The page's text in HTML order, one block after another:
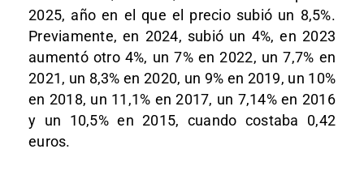
2025, año en el que el precio subió un 8,5%.
Previamente, en 2024, subió un 4%, en 2023
aumentó otro 4%, un 7% en 2022, un 7,7% en
2021, un 8,3% en 2020, un 9% en 2019, un 10%
en 2018, un 11,1% en 2017, un 7,14% en 2016
y un 10,5% en 2015, cuando costaba 0,42
euros.